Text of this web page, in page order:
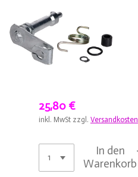
25,80 €
inkl. MwSt zzgl. Versandkosten
In den
Warenkorb